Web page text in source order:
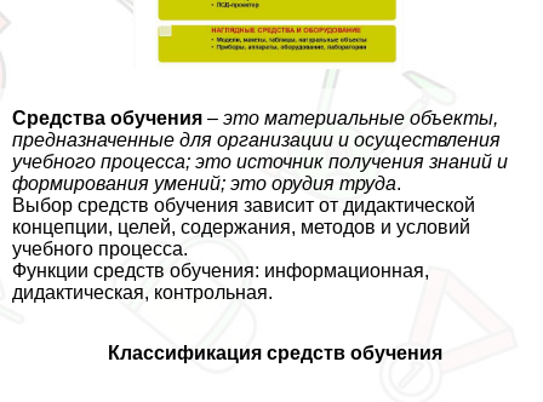
Средства обучения – это материальные объекты,
предназначенные для организации и осуществления
учебного процесса; это источник получения знаний и
формирования умений; это орудия труда.
Выбор средств обучения зависит от дидактической
концепции, целей, содержания, методов и условий
учебного процесса.
Функции средств обучения: информационная,
дидактическая, контрольная.
Классификация средств обучения